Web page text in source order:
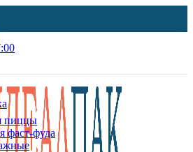
пиццы
фаст-фуда